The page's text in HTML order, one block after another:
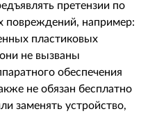
претензии по
повреждений, например:
пластиковых
не вызваны
обеспечения
не обязан бесплатно
заменять устройство,